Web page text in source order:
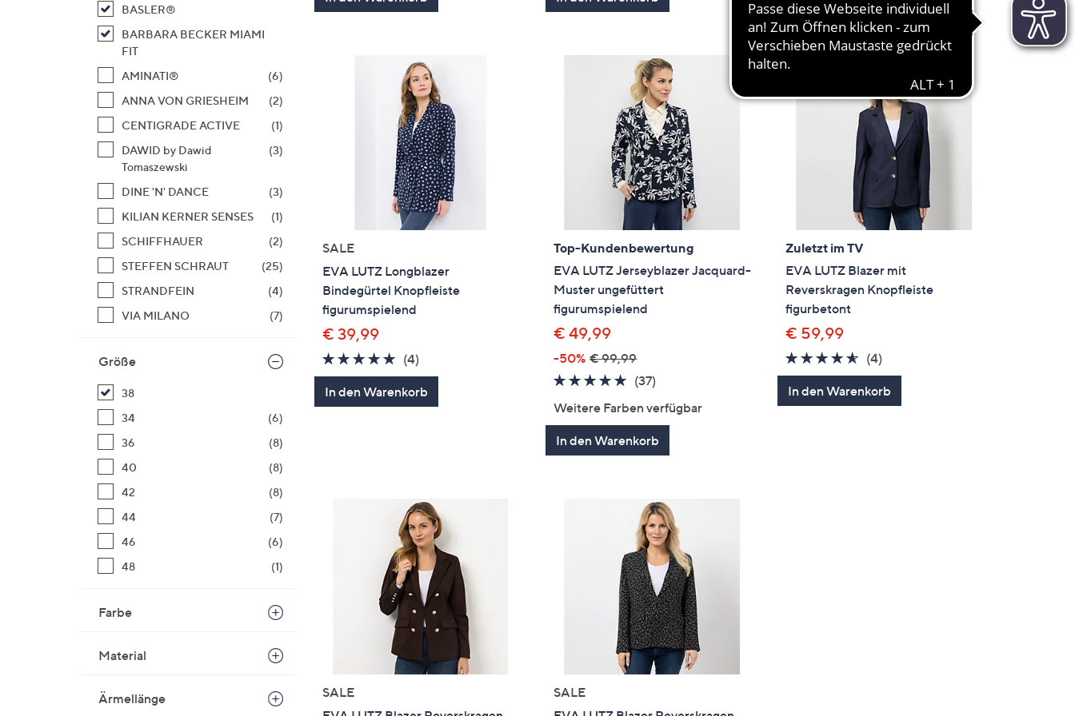
BASLER®
BARBARA BECKER MIAMI
FIT
AMINATI®
(6)
ANNA VON GRIESHEIM
(2)
CENTIGRADE ACTIVE
(1)
DAWID by Dawid
Tomaszewski
(3)
DINE 'N' DANCE
(3)
KILIAN KERNER SENSES
(1)
SCHIFFHAUER
(2)
STEFFEN SCHRAUT
(25)
STRANDFEIN
(4)
VIA MILANO
(7)
Größe
38
34
(6)
36
(8)
40
(8)
42
(8)
44
(7)
46
(6)
48
(1)
Farbe
Material
Ärmellänge
SALE
EVA LUTZ Longblazer
Bindegürtel Knopfleiste
figurumspielend
€ 39,99
4.8
von
5
(4)4
Bewertungen
In den Warenkorb
Top-Kundenbewertung
EVA LUTZ Jerseyblazer Jacquard-
Muster ungefüttert
figurumspielend
€ 49,99
-50% € 99,99
4.7
(37)
Weitere Farben verfügbar
In den Warenkorb
Zuletzt im TV
EVA LUTZ Blazer mit
Reverskragen Knopfleiste
figurbetont
€ 59,99
4.5
von
5
(4)
Bewertungen
In den Warenkorb
SALE
SALE